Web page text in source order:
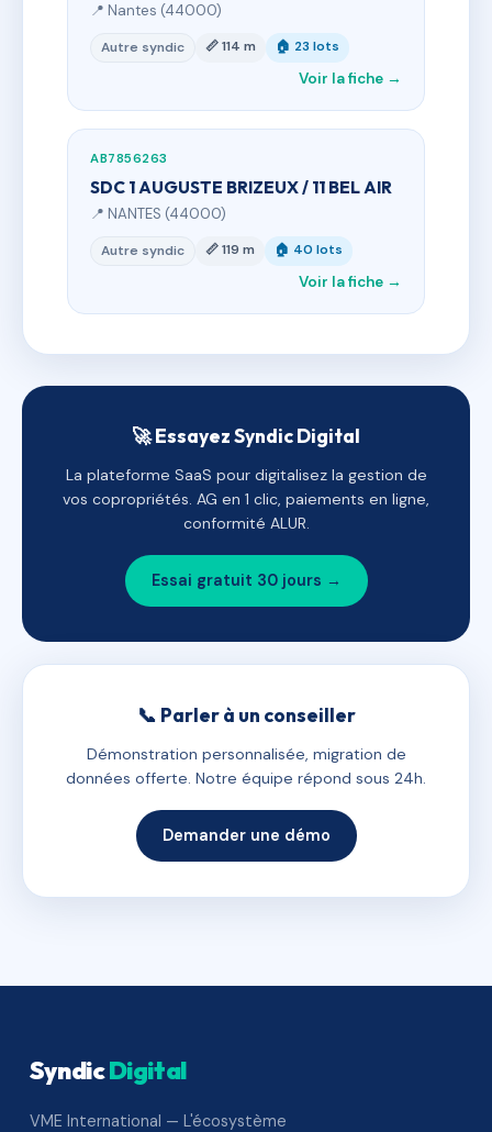
📍 Nantes (44000)
Autre syndic 📏 114 m 🏠 23 lots
Voir la fiche →
AB7856263
SDC 1 AUGUSTE BRIZEUX / 11 BEL AIR
📍 NANTES (44000)
Autre syndic 📏 119 m 🏠 40 lots
Voir la fiche →
🚀 Essayez Syndic Digital
La plateforme SaaS pour digitalisez la gestion de
vos copropriétés. AG en 1 clic, paiements en ligne,
conformité ALUR.
Essai gratuit 30 jours →
📞 Parler à un conseiller
Démonstration personnalisée, migration de
données offerte. Notre équipe répond sous 24h.
Demander une démo
SyndicDigital
VME International — L'écosystème